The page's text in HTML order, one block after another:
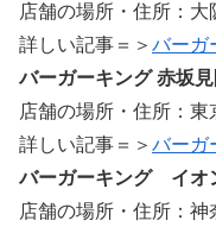
店舗の場所・住所：大
詳しい記事＝＞ バーガ
バーガーキング 赤坂
店舗の場所・住所：
詳しい記事＝＞ バーガ
バーガーキング イオ
店舗の場所・住所：